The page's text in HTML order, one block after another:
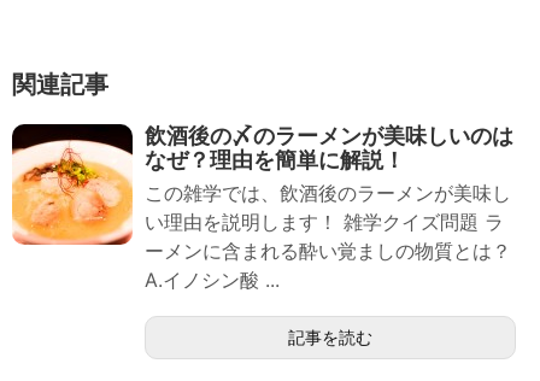
関連記事
飲酒後の〆のラーメンが美味しいのは
なぜ？理由を簡単に解説！
この雑学では、飲酒後のラーメンが美味し
い理由を説明します！ 雑学クイズ問題 ラ
ーメンに含まれる酔い覚ましの物質とは？
A.イノシン酸 ...
記事を読む